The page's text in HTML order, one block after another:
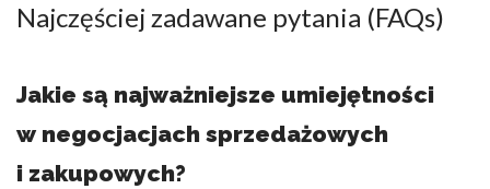
Najczęściej zadawane pytania (FAQs)
Jakie są najważniejsze umiejętności
w negocjacjach sprzedażowych
i zakupowych?